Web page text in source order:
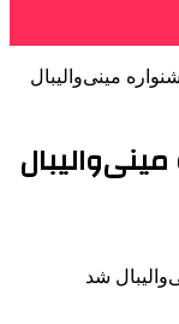
مینی‌والیبال
مینی‌والیبال